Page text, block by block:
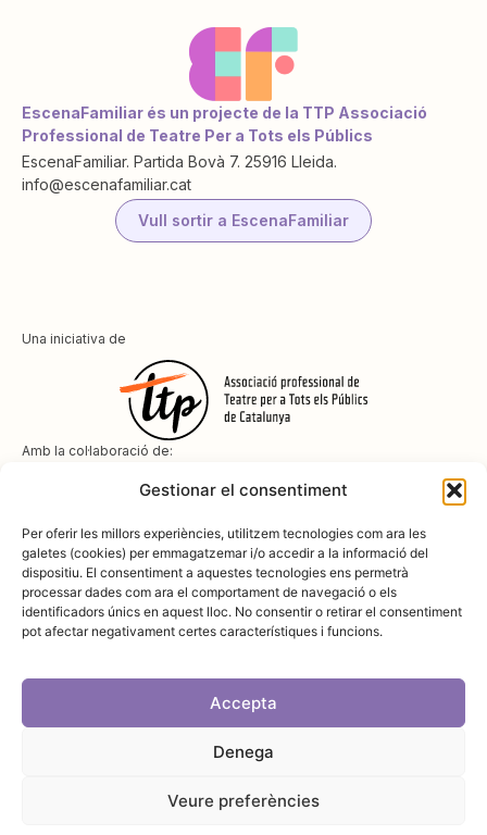
Gestionar el consentiment
Per oferir les millors experiències, utilitzem tecnologies com ara les
galetes (cookies) per emmagatzemar i/o accedir a la informació del
dispositiu. El consentiment a aquestes tecnologies ens permetrà
processar dades com ara el comportament de navegació o els
identificadors únics en aquest lloc. No consentir o retirar el consentiment
pot afectar negativament certes característiques i funcions.
Accepta
Denega
Veure preferències
EscenaFamiliar és un projecte de la TTP Associació
Professional de Teatre Per a Tots els Públics
EscenaFamiliar. Partida Bovà 7. 25916 Lleida.
info@escenafamiliar.cat
Vull sortir a EscenaFamiliar
Una iniciativa de
Amb la col·laboració de:
Amb el suport de
Política de privadesa